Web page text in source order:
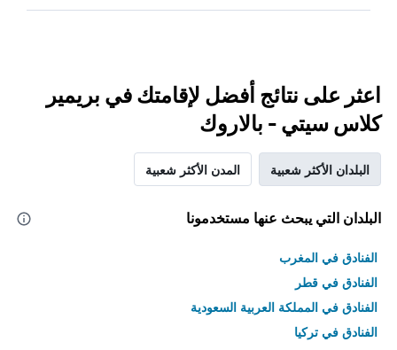
اعثر على نتائج أفضل لإقامتك في بريمير
كلاس سيتي - بالاروك
البلدان الأكثر شعبية المدن الأكثر شعبية
البلدان التي يبحث عنها مستخدمونا
الفنادق في المغرب
الفنادق في قطر
الفنادق في المملكة العربية السعودية
الفنادق في تركيا